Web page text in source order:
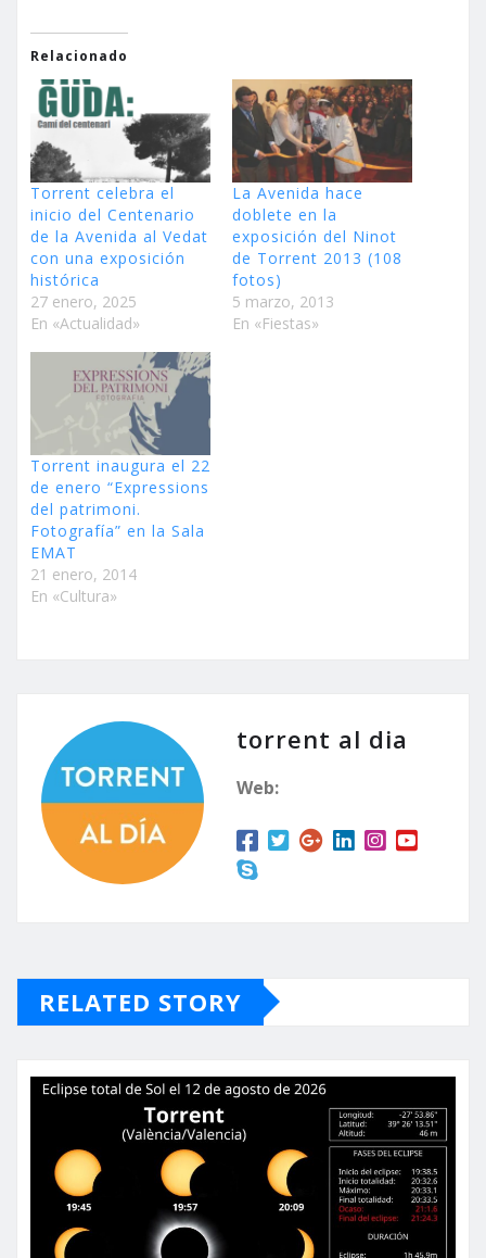
Relacionado
Torrent celebra el
inicio del Centenario
de la Avenida al Vedat
con una exposición
histórica
27 enero, 2025
En «Actualidad»
La Avenida hace
doblete en la
exposición del Ninot
de Torrent 2013 (108
fotos)
5 marzo, 2013
En «Fiestas»
Torrent inaugura el 22
de enero “Expressions
del patrimoni.
Fotografía” en la Sala
EMAT
21 enero, 2014
En «Cultura»
torrent al dia
Web:
RELATED STORY